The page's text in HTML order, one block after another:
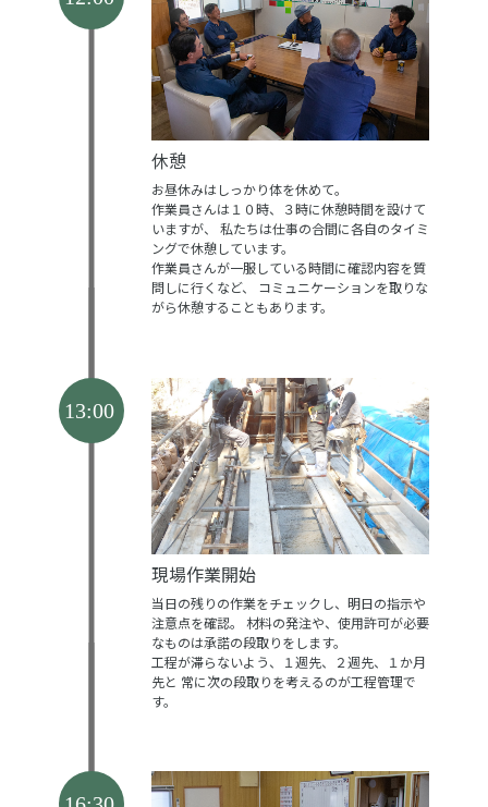
休憩
お昼休みはしっかり体を休めて。
作業員さんは１０時、３時に休憩時間を設けて
いますが、
私たちは仕事の合間に各自のタイミ
ングで休憩しています。
作業員さんが一服している時間に確認内容を質
問しに行くなど、
コミュニケーションを取りな
がら休憩することもあります。
現場作業開始
当日の残りの作業をチェックし、明日の指示や
注意点を確認。
材料の発注や、使用許可が必要
なものは承諾の段取りをします。
工程が滞らないよう、１週先、２週先、１か月
先と 常に次の段取りを考えるのが工程管理で
す。